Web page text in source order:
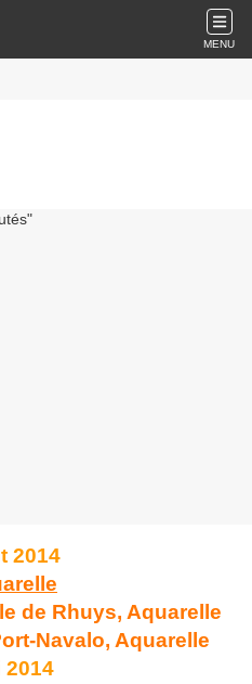
MENU
2014
de Rhuys, Aquarelle
Navalo, Aquarelle
2014